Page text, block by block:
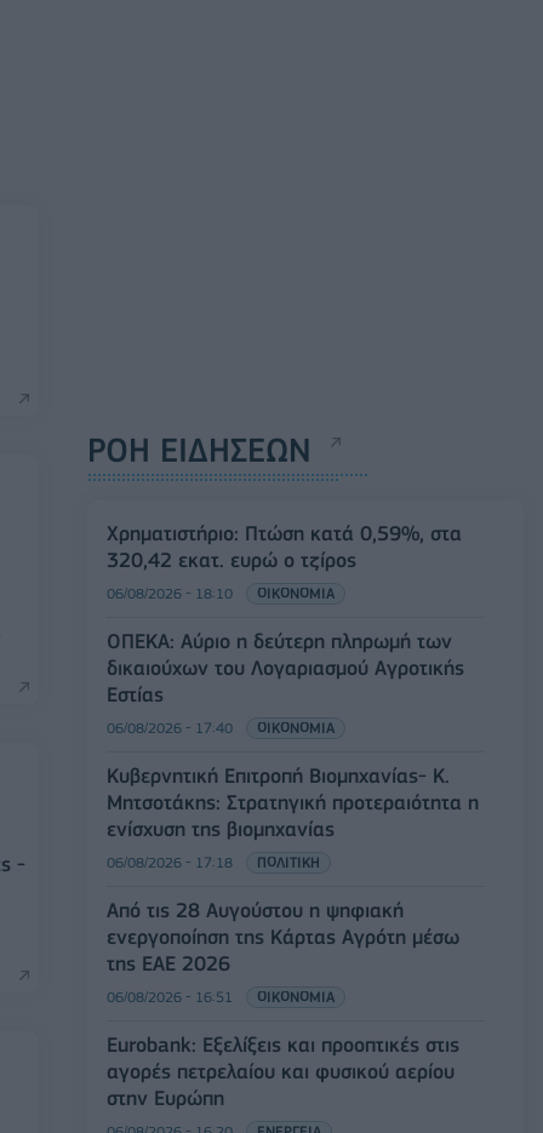
-
ΡΟΗ ΕΙΔΗΣΕΩΝ
Χρηματιστήριο: Πτώση κατά 0,59%, στα
320,42 εκατ. ευρώ ο τζίρος
06/08/2026 - 18:10 ΟΙΚΟΝΟΜΙΑ
ΟΠΕΚΑ: Αύριο η δεύτερη πληρωμή των
δικαιούχων του Λογαριασμού Αγροτικής
Εστίας
06/08/2026 - 17:40 ΟΙΚΟΝΟΜΙΑ
Κυβερνητική Επιτροπή Βιομηχανίας- Κ.
Μητσοτάκης: Στρατηγική προτεραιότητα η
ενίσχυση της βιομηχανίας
06/08/2026 - 17:18 ΠΟΛΙΤΙΚΗ
Από τις 28 Αυγούστου η ψηφιακή
ενεργοποίηση της Κάρτας Αγρότη μέσω
της ΕΑΕ 2026
06/08/2026 - 16:51 ΟΙΚΟΝΟΜΙΑ
Eurobank: Εξελίξεις και προοπτικές στις
αγορές πετρελαίου και φυσικού αερίου
στην Ευρώπη